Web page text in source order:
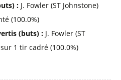
: J. Fowler (ST Johnstone)
(100.0%)
(buts) : J. Fowler (ST
1 tir cadré (100.0%)